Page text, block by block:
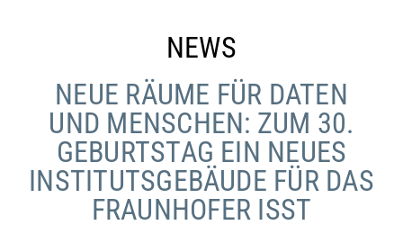
NEWS
NEUE RÄUME FÜR DATEN
UND MENSCHEN: ZUM 30.
GEBURTSTAG EIN NEUES
INSTITUTSGEBÄUDE FÜR DAS
FRAUNHOFER ISST